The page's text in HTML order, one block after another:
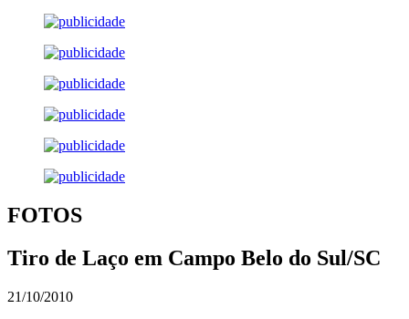
FOTOS
Tiro de Laço em Campo Belo do Sul/SC
21/10/2010